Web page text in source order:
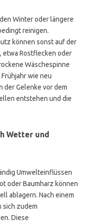
Winter oder längere
reinigen.
können sonst auf der
etwa Rostflecken oder
Wäschespinne
wie neu
der Gelenke vor dem
entstehen und die
Wetter und
Umwelteinflüssen
oder Baumharz können
ablagern. Nach einem
sich zudem
Diese